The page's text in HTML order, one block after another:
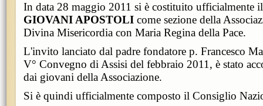
In data 28 maggio 2011 si è costituito ufficialmente
GIOVANI APOSTOLI come sezione della
Divina Misericordia con Maria Regina della Pace.
L'invito lanciato dal padre fondatore p. Francesco
V° Convegno di Assisi del febbraio 2011, è stato
dai giovani della Associazione.
Si è quindi ufficialmente composto il Consiglio